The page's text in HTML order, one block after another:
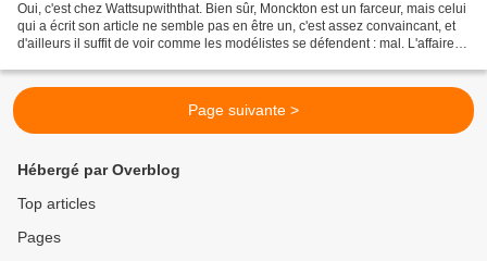
Oui, c'est chez Wattsupwiththat. Bien sûr, Monckton est un farceur, mais celui
qui a écrit son article ne semble pas en être un, c'est assez convaincant, et
d'ailleurs il suffit de voir comme les modélistes se défendent : mal. L'affaire
Page suivante >
Hébergé par Overblog
Top articles
Pages